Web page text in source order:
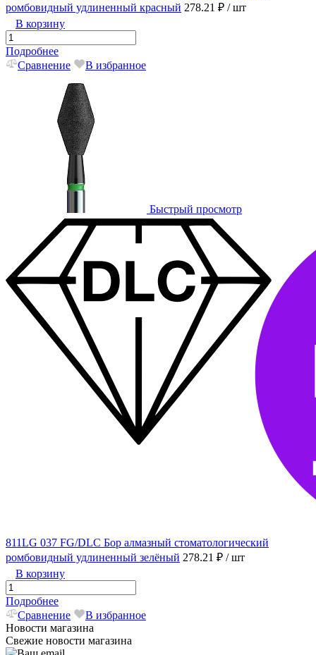
ромбовидный удлиненный красный 278.21 ₽ / шт
В корзину
Подробнее
Сравнение
В избранное
Быстрый просмотр
811LG 037 FG/DLC Бор алмазный стоматологический
ромбовидный удлиненный зелёный 278.21 ₽ / шт
В корзину
Подробнее
Сравнение
В избранное
Новости магазина
Свежие новости магазина